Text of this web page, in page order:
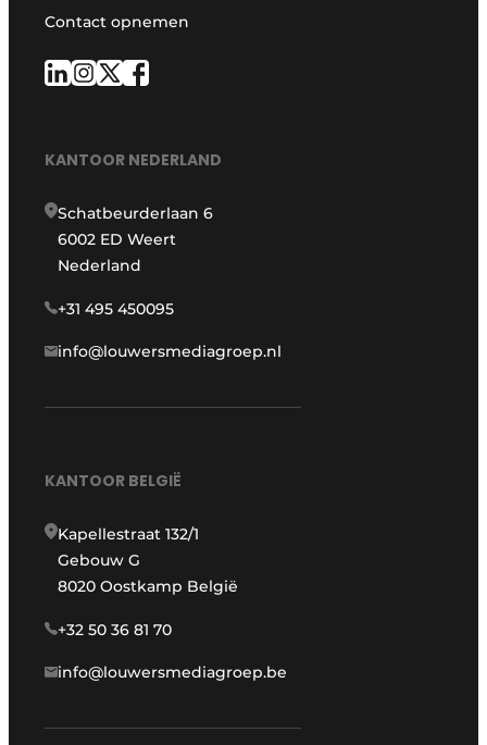
Contact opnemen
KANTOOR NEDERLAND
Schatbeurderlaan 6
6002 ED Weert
Nederland
+31 495 450095
info@louwersmediagroep.nl
KANTOOR BELGIË
Kapellestraat 132/1
Gebouw G
8020 Oostkamp België
+32 50 36 81 70
info@louwersmediagroep.be